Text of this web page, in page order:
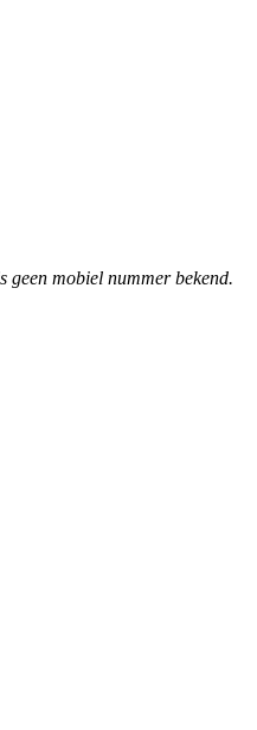
geen mobiel nummer bekend.